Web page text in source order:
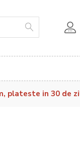
plateste in 30 de